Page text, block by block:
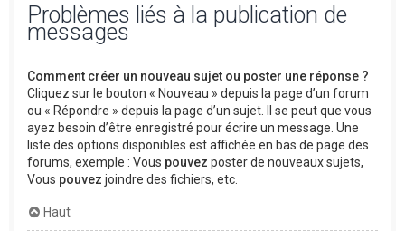
Problèmes liés à la publication de
messages
Comment créer un nouveau sujet ou poster une réponse ?
Cliquez sur le bouton « Nouveau » depuis la page d’un forum
ou « Répondre » depuis la page d’un sujet. Il se peut que vous
ayez besoin d’être enregistré pour écrire un message. Une
liste des options disponibles est affichée en bas de page des
forums, exemple : Vous pouvez poster de nouveaux sujets,
Vous pouvez joindre des fichiers, etc.
Haut